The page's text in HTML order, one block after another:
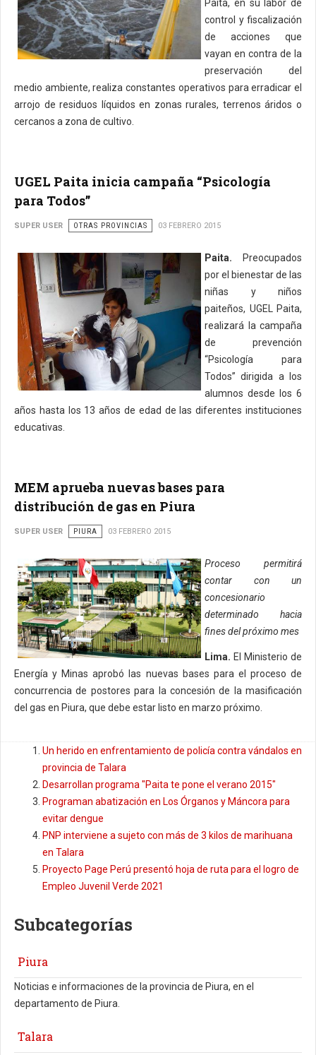
Paita, en su labor de
control y fiscalización
de acciones que
vayan en contra de la
preservación del
medio ambiente, realiza constantes operativos para erradicar el
arrojo de residuos líquidos en zonas rurales, terrenos áridos o
cercanos a zona de cultivo.
UGEL Paita inicia campaña “Psicología
para Todos”
SUPER USER OTRAS PROVINCIAS 03 FEBRERO 2015
Paita. Preocupados
por el bienestar de las
niñas y niños
paiteños, UGEL Paita,
realizará la campaña
de prevención
“Psicología para
Todos” dirigida a los
alumnos desde los 6
años hasta los 13 años de edad de las diferentes instituciones
educativas.
MEM aprueba nuevas bases para
distribución de gas en Piura
SUPER USER PIURA 03 FEBRERO 2015
Proceso permitirá
contar con un
concesionario
determinado hacia
fines del próximo mes
Lima. El Ministerio de
Energía y Minas aprobó las nuevas bases para el proceso de
concurrencia de postores para la concesión de la masificación
del gas en Piura, que debe estar listo en marzo próximo.
Un herido en enfrentamiento de policía contra vándalos en
provincia de Talara
Desarrollan programa "Paita te pone el verano 2015"
Programan abatización en Los Órganos y Máncora para
evitar dengue
PNP interviene a sujeto con más de 3 kilos de marihuana
en Talara
Proyecto Page Perú presentó hoja de ruta para el logro de
Empleo Juvenil Verde 2021
Subcategorías
Piura
Noticias e informaciones de la provincia de Piura, en el
departamento de Piura.
Talara